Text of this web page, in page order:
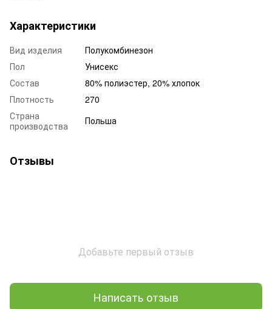
Характеристики
Вид изделия
Полукомбинезон
Пол
Унисекс
Состав
80% полиэстер, 20% хлопок
Плотность
270
Страна
производства
Польша
Отзывы
Добавьте первый отзыв
Написать отзыв